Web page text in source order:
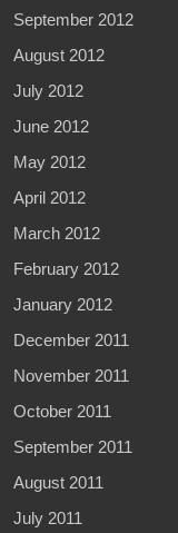
September 2012
August 2012
July 2012
June 2012
May 2012
April 2012
March 2012
February 2012
January 2012
December 2011
November 2011
October 2011
September 2011
August 2011
July 2011